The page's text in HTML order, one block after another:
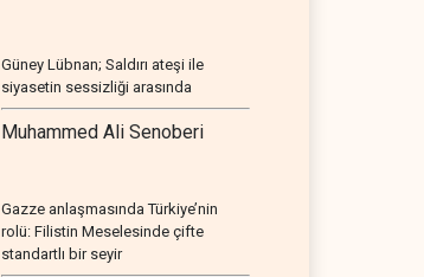
Güney Lübnan; Saldırı ateşi ile
siyasetin sessizliği arasında
Muhammed Ali Senoberi
Gazze anlaşmasında Türkiye’nin
rolü: Filistin Meselesinde çifte
standartlı bir seyir